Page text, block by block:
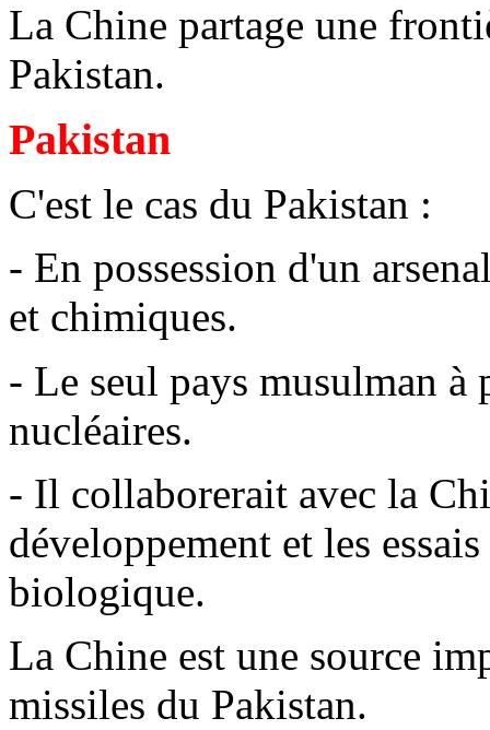
La Chine partage une
Pakistan.
Pakistan
C'est le cas du Pakistan :
- En possession d'un
et chimiques.
- Le seul pays musulman à
nucléaires.
- Il collaborerait avec la
développement et les
biologique.
La Chine est une source
missiles du Pakistan.